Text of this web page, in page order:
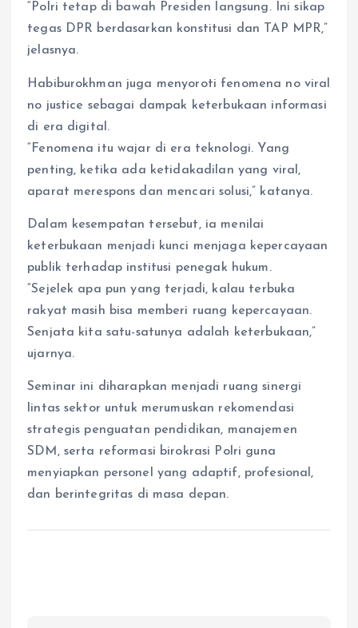
“Polri tetap di bawah Presiden langsung. Ini sikap
tegas DPR berdasarkan konstitusi dan TAP MPR,”
jelasnya.
Habiburokhman juga menyoroti fenomena no viral
no justice sebagai dampak keterbukaan informasi
di era digital.
“Fenomena itu wajar di era teknologi. Yang
penting, ketika ada ketidakadilan yang viral,
aparat merespons dan mencari solusi,” katanya.
Dalam kesempatan tersebut, ia menilai
keterbukaan menjadi kunci menjaga kepercayaan
publik terhadap institusi penegak hukum.
“Sejelek apa pun yang terjadi, kalau terbuka
rakyat masih bisa memberi ruang kepercayaan.
Senjata kita satu-satunya adalah keterbukaan,”
ujarnya.
Seminar ini diharapkan menjadi ruang sinergi
lintas sektor untuk merumuskan rekomendasi
strategis penguatan pendidikan, manajemen
SDM, serta reformasi birokrasi Polri guna
menyiapkan personel yang adaptif, profesional,
dan berintegritas di masa depan.